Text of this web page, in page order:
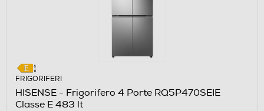
FRIGORIFERI
HISENSE - Frigorifero 4 Porte RQ5P470SEIE
Classe E 483 lt